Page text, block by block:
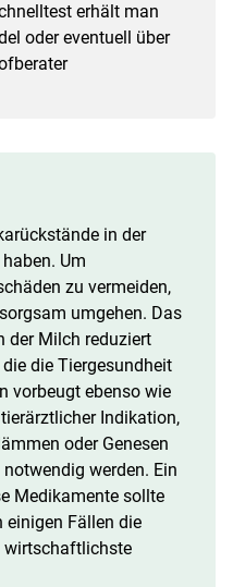
erhält man
oder eventuell über
in der
Um
zu vermeiden,
umgehen. Das
der Milch reduziert
die Tiergesundheit
vorbeugt ebenso wie
Indikation,
oder Genesen
werden. Ein
Medikamente sollte
einigen Fällen die
wirtschaftlichste